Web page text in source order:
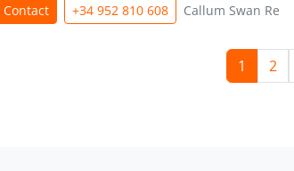
Contact +34 952 810 608 Callum Swan Realty
1 2